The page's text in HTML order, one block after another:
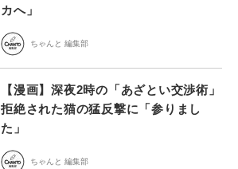
カへ」
ちゃんと 編集部
【漫画】深夜2時の「あざとい交渉術」
拒絶された猫の猛反撃に「参りまし
た」
ちゃんと 編集部